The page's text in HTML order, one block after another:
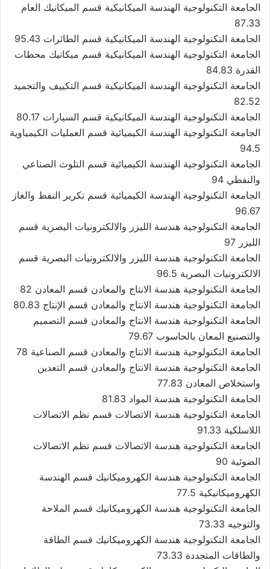
الجامعة التكنولوجية الهندسة الميكانيكية قسم الميكانيك العام
87.33
الجامعة التكنولوجية الهندسة الميكانيكية قسم الطائرات 95.43
الجامعة التكنولوجية الهندسة الميكانيكية قسم ميكانيك محطات
القدرة 84.83
الجامعة التكنولوجية الهندسة الميكانيكية قسم التكييف والتجميد
82.52
الجامعة التكنولوجية الهندسة الميكانيكية قسم السيارات 80.17
الجامعة التكنولوجية الهندسة الكيميائية قسم العمليات الكيمياوية
94.5
الجامعة التكنولوجية الهندسة الكيميائية قسم التلوث الصناعي
والنفطي 94
الجامعة التكنولوجية الهندسة الكيميائية قسم تكرير النفط والغاز
96.67
الجامعة التكنولوجية هندسة الليزر والالكترونيات البصرية قسم
الليزر 97
الجامعة التكنولوجية هندسة الليزر والالكترونيات البصرية قسم
الالكترونيات البصرية 96.5
الجامعة التكنولوجية هندسة الانتاج والمعادن قسم المعادن 82
الجامعة التكنولوجية هندسة الانتاج والمعادن قسم الإنتاج 80.83
الجامعة التكنولوجية هندسة الانتاج والمعادن قسم التصميم
والتصنيع المعان بالحاسوب 79.67
الجامعة التكنولوجية هندسة الانتاج والمعادن قسم الصناعية 78
الجامعة التكنولوجية هندسة الانتاج والمعادن قسم التعدين
واستخلاص المعادن 77.83
الجامعة التكنولوجية هندسة المواد 81.83
الجامعة التكنولوجية هندسة الاتصالات قسم نظم الاتصالات
اللاسلكية 91.33
الجامعة التكنولوجية هندسة الاتصالات قسم نظم الاتصالات
الضوئية 90
الجامعة التكنولوجية هندسة الكهروميكانيك قسم الهندسة
الكهروميكانيكية 77.5
الجامعة التكنولوجية هندسة الكهروميكانيك قسم الملاحة
والتوجيه 73.33
الجامعة التكنولوجية هندسة الكهروميكانيك قسم الطاقة
والطاقات المتجددة 73.33